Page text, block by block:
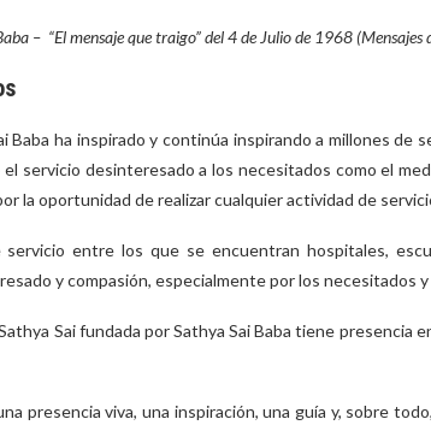
– “El mensaje que traigo” del 4 de Julio de 1968
Baba ha inspirado y continúa inspirando a millones
servicio desinteresado a los necesitados como el
la oportunidad de realizar cualquier actividad de
entre los que se encuentran hospitales,
y compasión, especialmente por los necesitados
Sai fundada por Sathya Sai Baba tiene
presencia viva, una inspiración, una guía y, sobre